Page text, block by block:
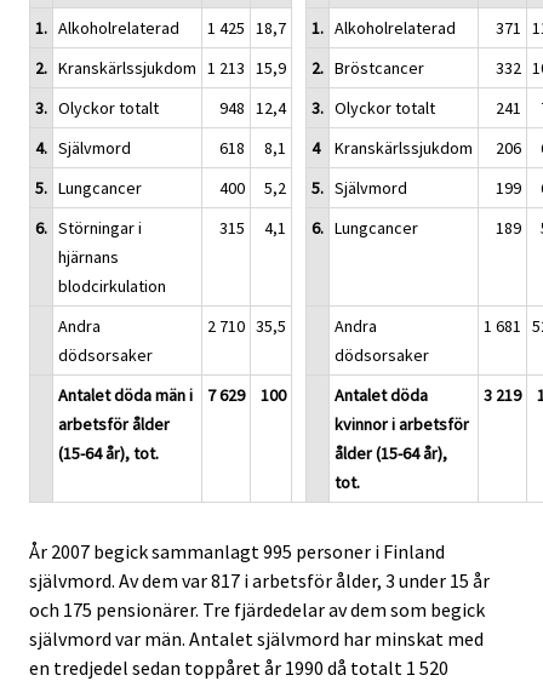
1. Alkoholrelaterad 1 425 18,7 1. Alkoholrelaterad 371
2. Kranskärlssjukdom 1 213 15,9 2. Bröstcancer 332
3. Olyckor totalt 948 12,4 3. Olyckor totalt 241
4. Självmord 618 8,1 4 Kranskärlssjukdom 206
5. Lungcancer 400 5,2 5. Självmord 199
6. Störningar i
hjärnans
blodcirkulation
315 4,1 6. Lungcancer 189
Andra
dödsorsaker
2 710 35,5
Andra
dödsorsaker
1 681
Antalet döda män i
arbetsför ålder
(15-64 år), tot.
7 629 100
Antalet döda
kvinnor i arbetsför
ålder (15-64 år),
tot.
3 219
År 2007 begick sammanlagt 995 personer i Finland
självmord. Av dem var 817 i arbetsför ålder, 3 under 15 år
och 175 pensionärer. Tre fjärdedelar av dem som begick
självmord var män. Antalet självmord har minskat med
en tredjedel sedan toppåret år 1990 då totalt 1 520